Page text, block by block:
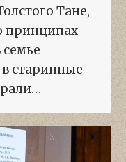
Тане,
принципах
в старинные